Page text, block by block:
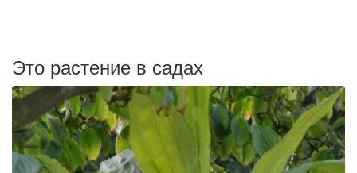
Это растение в садах